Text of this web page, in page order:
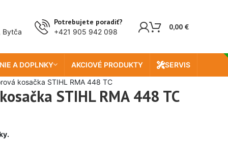
Bytča
Potrebujete poradiť?
+421 905 942 098
0,00 €
A DOPLNKY AKCIOVÉ PRODUKTY SERVIS
Doprava
kosačka STIHL RMA 448 TC
STIHL RMA 448 TC